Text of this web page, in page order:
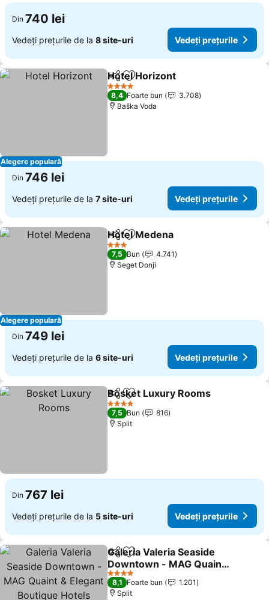
Din 740 lei
Vedeți prețurile de la 8 site-uri Vedeți prețurile
Alegere populară
DistribuițiAdăugaţi la favorite
Hotel Horizont
4 Stele
8,4 Foarte bun
3.708
Baška Voda
Din 746 lei
Vedeți prețurile de la 7 site-uri Vedeți prețurile
Alegere populară
DistribuițiAdăugaţi la favorite
Hotel Medena
3 Stele
7,5 Bun
4.741
Seget Donji
Din 749 lei
Vedeți prețurile de la 6 site-uri Vedeți prețurile
DistribuițiAdăugaţi la favorite
Bosket Luxury Rooms
4 Stele
7,5 Bun
816
Split
Din 767 lei
Vedeți prețurile de la 5 site-uri Vedeți prețurile
DistribuițiAdăugaţi la favorite
Galeria Valeria Seaside
Downtown - MAG Quaint
& Elegant Boutique Hotels
Vedeți prețurile
4 Stele
8,1 Foarte bun
1.201
Split